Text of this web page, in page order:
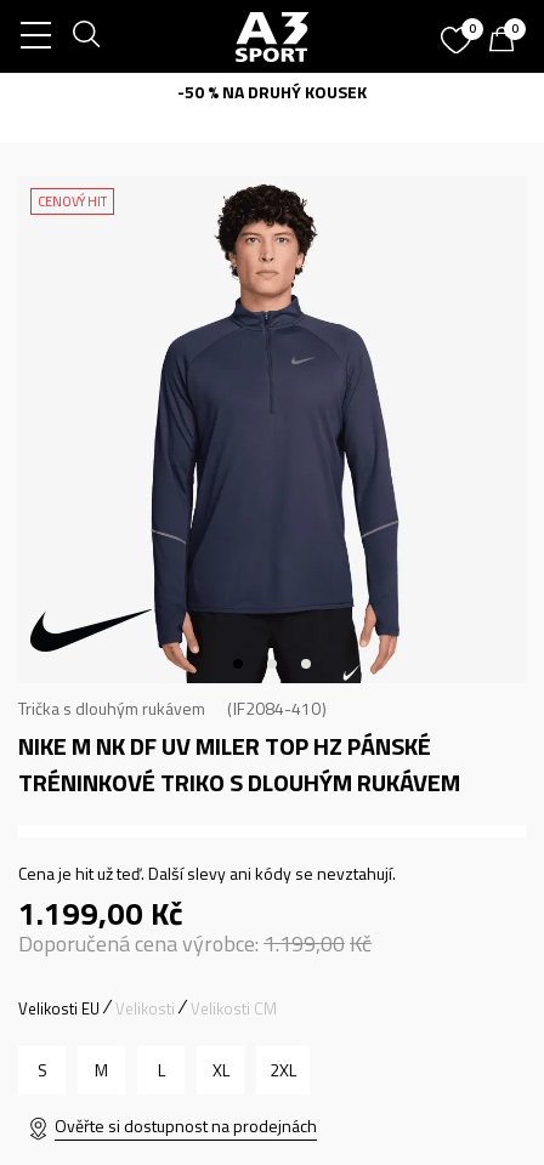
0 0
-50 % NA DRUHÝ KOUSEK
CENOVÝ HIT
Trička s dlouhým rukávem IF2084-410
NIKE M NK DF UV MILER TOP HZPÁNSKÉ
TRÉNINKOVÉ TRIKO S DLOUHÝM RUKÁVEM
Cena je hit už teď. Další slevy ani kódy se nevztahují.
1.199,00 Kč
Doporučená cena výrobce:1.199,00Kč
Velikosti EU Velikosti Velikosti CM
S M L XL 2XL
Ověřte si dostupnost na prodejnách